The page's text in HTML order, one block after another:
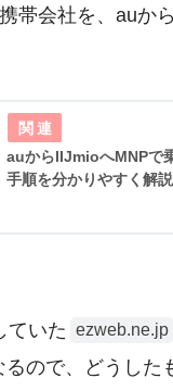
帯会社を、auか
auからIIJmioへMNPで
手順を分かりやすく解説
ていた ezweb.ne.jp
るので、どうした